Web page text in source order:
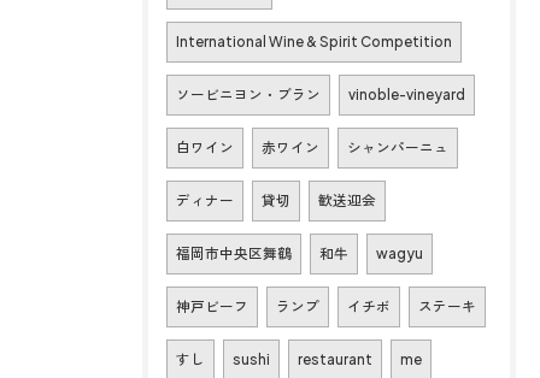
International Wine & Spirit Competition
ソービニヨン・ブラン vinoble-vineyard
白ワイン 赤ワイン シャンパーニュ
ディナー 貸切 歓送迎会
福岡市中央区舞鶴 和牛 wagyu
神戸ビーフ ランプ イチボ ステーキ
すし sushi restaurant me